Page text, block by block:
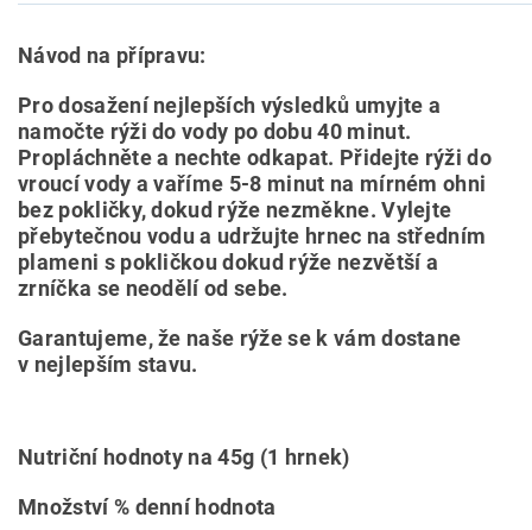
Návod na přípravu:
Pro dosažení nejlepších výsledků umyjte a
namočte rýži do vody po dobu 40 minut.
Propláchněte a nechte odkapat. Přidejte rýži do
vroucí vody a vaříme 5-8 minut na mírném ohni
bez pokličky, dokud rýže nezměkne. Vylejte
přebytečnou vodu a udržujte hrnec na středním
plameni s pokličkou dokud rýže nezvětší a
zrníčka se neodělí od sebe.
Garantujeme, že naše rýže se k vám dostane
v nejlepším stavu.
Nutriční hodnoty na 45g (1 hrnek)
Množství % denní hodnota